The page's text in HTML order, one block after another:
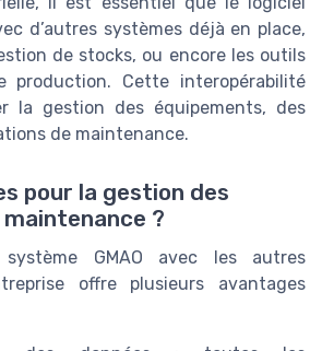
d’autres systèmes déjà en place,
de stocks, ou encore les outils
production. Cette interopérabilité
la gestion des équipements, des
de maintenance.
pour la gestion des
?
système GMAO avec les autres
offre plusieurs avantages